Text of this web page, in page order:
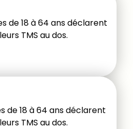
de 18 à 64 ans déclarent
TMS au dos.
de 18 à 64 ans déclarent
TMS au dos.